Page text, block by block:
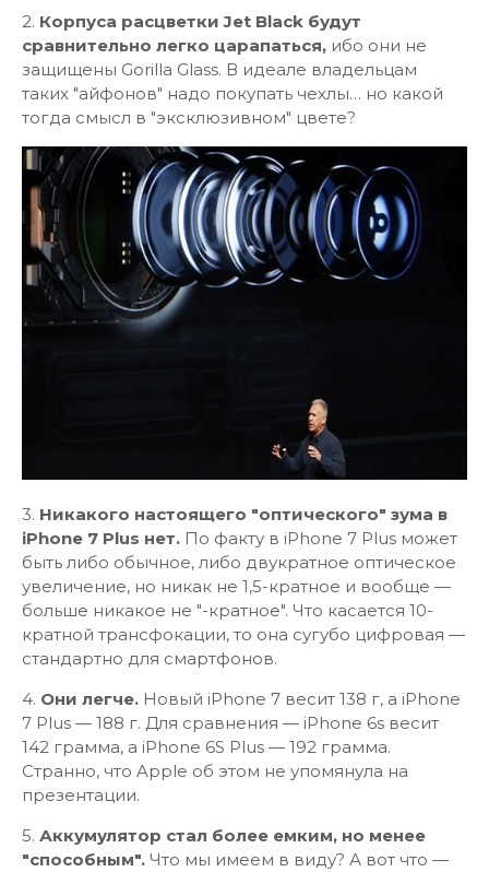
2. Корпуса расцветки Jet Black будут
сравнительно легко царапаться, ибо они не
защищены Gorilla Glass. В идеале владельцам
таких "айфонов" надо покупать чехлы… но какой
тогда смысл в "эксклюзивном" цвете?
3. Никакого настоящего "оптического" зума в
iPhone 7 Plus нет. По факту в iPhone 7 Plus может
быть либо обычное, либо двукратное оптическое
увеличение, но никак не 1,5-кратное и вообще —
больше никакое не "-кратное". Что касается 10-
кратной трансфокации, то она сугубо цифровая —
стандартно для смартфонов.
4. Они легче. Новый iPhone 7 весит 138 г, а iPhone
7 Plus — 188 г. Для сравнения — iPhone 6s весит
142 грамма, а iPhone 6S Plus — 192 грамма.
Странно, что Apple об этом не упомянула на
презентации.
5. Аккумулятор стал более емким, но менее
"способным". Что мы имеем в виду? А вот что —